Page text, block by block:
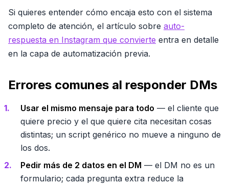
Si quieres entender cómo encaja esto con el sistema
completo de atención, el artículo sobre auto-
respuesta en Instagram que convierte entra en detalle
en la capa de automatización previa.
Errores comunes al responder DMs
Usar el mismo mensaje para todo — el cliente que
quiere precio y el que quiere cita necesitan cosas
distintas; un script genérico no mueve a ninguno de
los dos.
Pedir más de 2 datos en el DM — el DM no es un
formulario; cada pregunta extra reduce la